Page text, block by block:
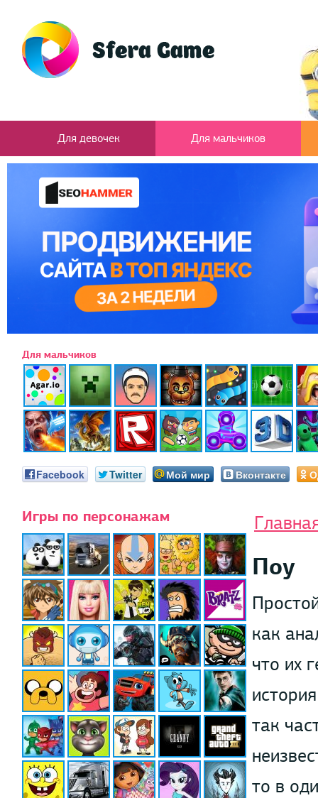
Для девочек Для мальчиков
Для мальчиков
Facebook Twitter Мой мир Вконтакте
Игры по персонажам
Поу
как
что их
так
то в